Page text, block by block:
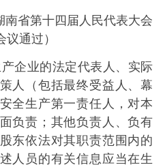
省第十四届人民代表大会
通过）
企业的法定代表人、实际
人（包括最终受益人、幕
全生产第一责任人，对本
负责；其他负责人、负有
东依法对其职责范围内的
人员的有关信息应当在生